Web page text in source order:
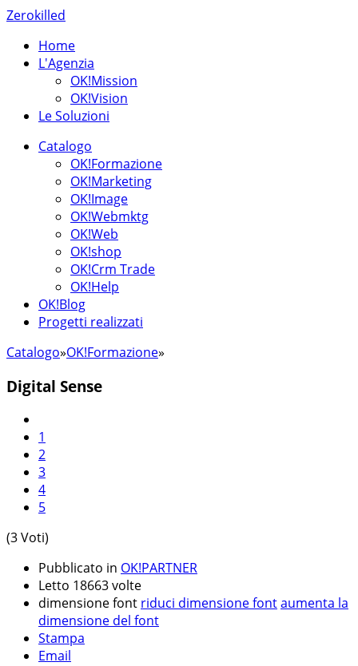
Zerokilled
Home
L'Agenzia
OK!Mission
OK!Vision
Le Soluzioni
Catalogo
OK!Formazione
OK!Marketing
OK!Image
OK!Webmktg
OK!Web
OK!shop
OK!Crm Trade
OK!Help
OK!Blog
Progetti realizzati
Catalogo»OK!Formazione»
Digital Sense
1
2
3
4
5
(3 Voti)
Pubblicato in OK!PARTNER
Letto 18663 volte
dimensione font riduci dimensione fontaumenta la
dimensione del font
Stampa
Email